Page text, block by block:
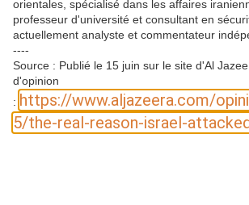
orientales, spécialisé dans les affaires
professeur d'université et consultant en
actuellement analyste et commentateur
----
Source : Publié le 15 juin sur le site d'Al
d'opinion
: https://www.aljazeera.com/
5/the-real-reason-israel-